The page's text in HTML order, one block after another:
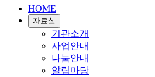
HOME
자료실
기관소개
사업안내
나눔안내
알림마당